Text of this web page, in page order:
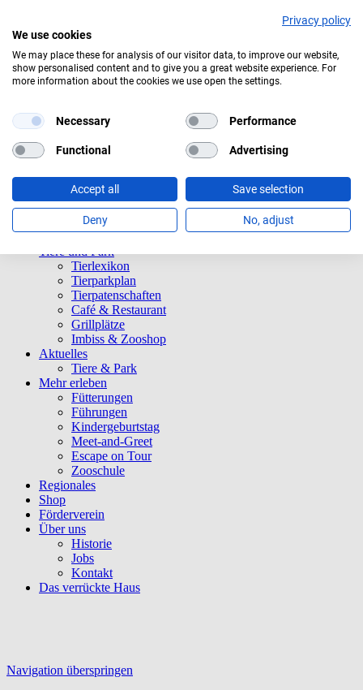
bewölkt
Informationen
Eintrittspreise
Besuch mit Beeinträchtigungen
Veranstaltungen
Tierparkordnung
Spenden
Barrierefreiheit
Tiere und Park
Tierlexikon
Tierparkplan
Tierpatenschaften
Café & Restaurant
Grillplätze
Imbiss & Zooshop
Aktuelles
Tiere & Park
Mehr erleben
Fütterungen
Führungen
Kindergeburtstag
Meet-and-Greet
Escape on Tour
Zooschule
Regionales
Shop
Förderverein
Über uns
Historie
Jobs
Kontakt
Das verrückte Haus
Navigation überspringen
Privacy policy
We use cookies
We may place these for analysis of our visitor data, to improve our website,
show personalised content and to give you a great website experience. For
more information about the cookies we use open the settings.
Necessary Performance
Functional Advertising
Accept all Save selection
Deny No, adjust